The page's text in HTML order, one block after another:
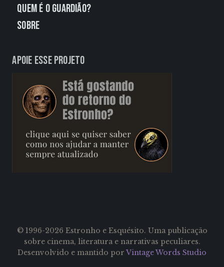
Quem É o Guardião?
Sobre
Apoie esse projeto
© 1996-2026 Estronho e Esquésito. Uma publicação
sobre cinema, literatura e narrativas peculiares.
Desenvolvido e mantido por Vintage Words Studio